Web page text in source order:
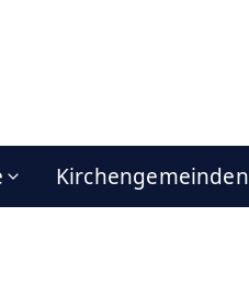
Kirchengemeinden